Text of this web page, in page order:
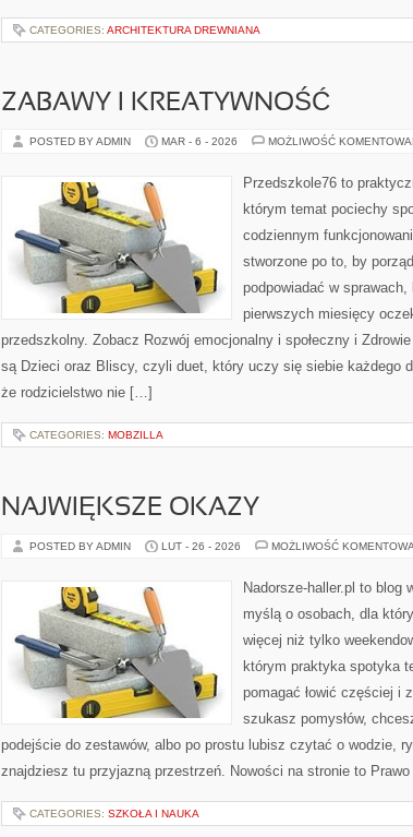
CATEGORIES: ARCHITEKTURA DREWNIANA
ZABAWY I KREATYWNOŚĆ
POSTED BY ADMIN MAR - 6 - 2026 MOŻLIWOŚĆ
Przedszkole76 to
którym temat pociechy
codziennym
stworzone po to, by
podpowiadać w
pierwszych miesięcy
przedszkolny. Zobacz Rozwój emocjonalny i społeczny i
są Dzieci oraz Bliscy, czyli duet, który uczy się siebie każdego
że rodzicielstwo nie […]
CATEGORIES: MOBZILLA
NAJWIĘKSZE OKAZY
POSTED BY ADMIN LUT - 26 - 2026 MOŻLIWOŚĆ
Nadorsze-haller.pl to blog
myślą o osobach, dla
więcej niż tylko
którym praktyka spotyka
pomagać łowić częściej i
szukasz pomysłów,
podejście do zestawów, albo po prostu lubisz czytać o wodzie,
znajdziesz tu przyjazną przestrzeń. Nowości na stronie to
CATEGORIES: SZKOŁA I NAUKA